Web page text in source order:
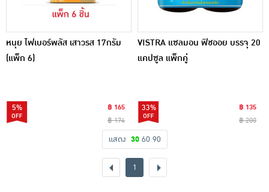
หนุย ไฟเบอร์พลัส เสาวรส 17กรัม
(แพ็ก 6)
5%
฿ 165
฿ 174
VISTRA แซลมอน ฟิชออย บรรจุ 20
แคปซูล แพ็กคู่
33%
฿ 135
฿ 200
แสดง 30 60 90
1